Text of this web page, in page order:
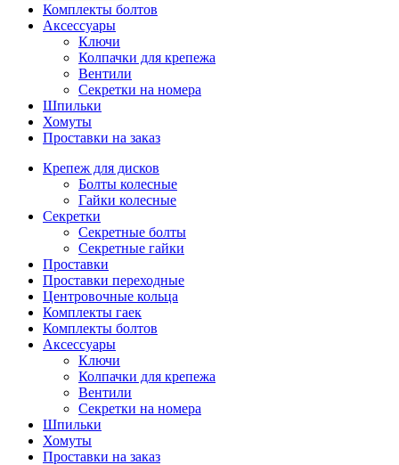
Комплекты болтов
Аксессуары
Ключи
Колпачки для крепежа
Вентили
Секретки на номера
Шпильки
Хомуты
Проставки на заказ
Крепеж для дисков
Болты колесные
Гайки колесные
Секретки
Секретные болты
Секретные гайки
Проставки
Проставки переходные
Центровочные кольца
Комплекты гаек
Комплекты болтов
Аксессуары
Ключи
Колпачки для крепежа
Вентили
Секретки на номера
Шпильки
Хомуты
Проставки на заказ